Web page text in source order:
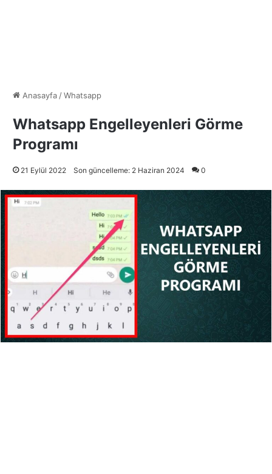
Anasayfa/Whatsapp
Whatsapp Engelleyenleri Görme
Programı
21 Eylül 2022 Son güncelleme: 2 Haziran 2024 0